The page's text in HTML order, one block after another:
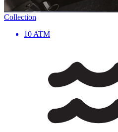
Collection
10 ATM